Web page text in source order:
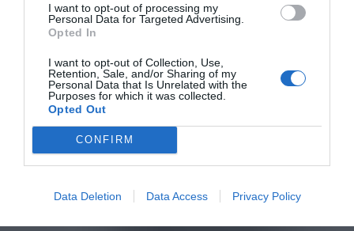
I want to opt-out of processing my
Personal Data for Targeted Advertising.
Opted In
I want to opt-out of Collection, Use,
Retention, Sale, and/or Sharing of my
Personal Data that Is Unrelated with the
Purposes for which it was collected.
Opted Out
CONFIRM
Data Deletion Data Access Privacy Policy